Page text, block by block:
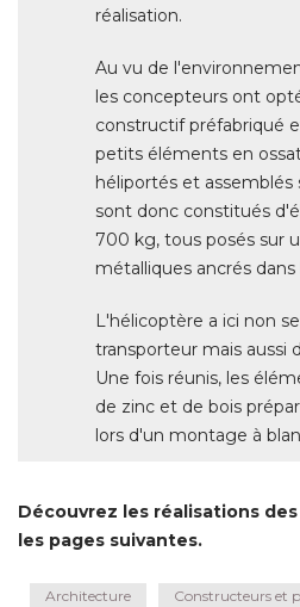
réalisation.
Au vu de
les concepteurs ont
constructif préfabriqué
petits éléments en
héliportés et assemblés
sont donc constitués
700 kg, tous posés sur
métalliques ancrés dans
L'hélicoptère a ici non
transporteur mais aussi
Une fois réunis, les
de zinc et de bois
lors d'un montage à
Découvrez les réalisations
les pages suivantes.
Architecture Constructeurs et